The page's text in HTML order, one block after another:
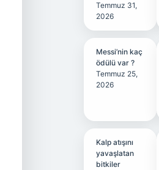
Temmuz 31,
2026
Messi’nin kaç
ödülü var ?
Temmuz 25,
2026
Kalp atışını
yavaşlatan
bitkiler